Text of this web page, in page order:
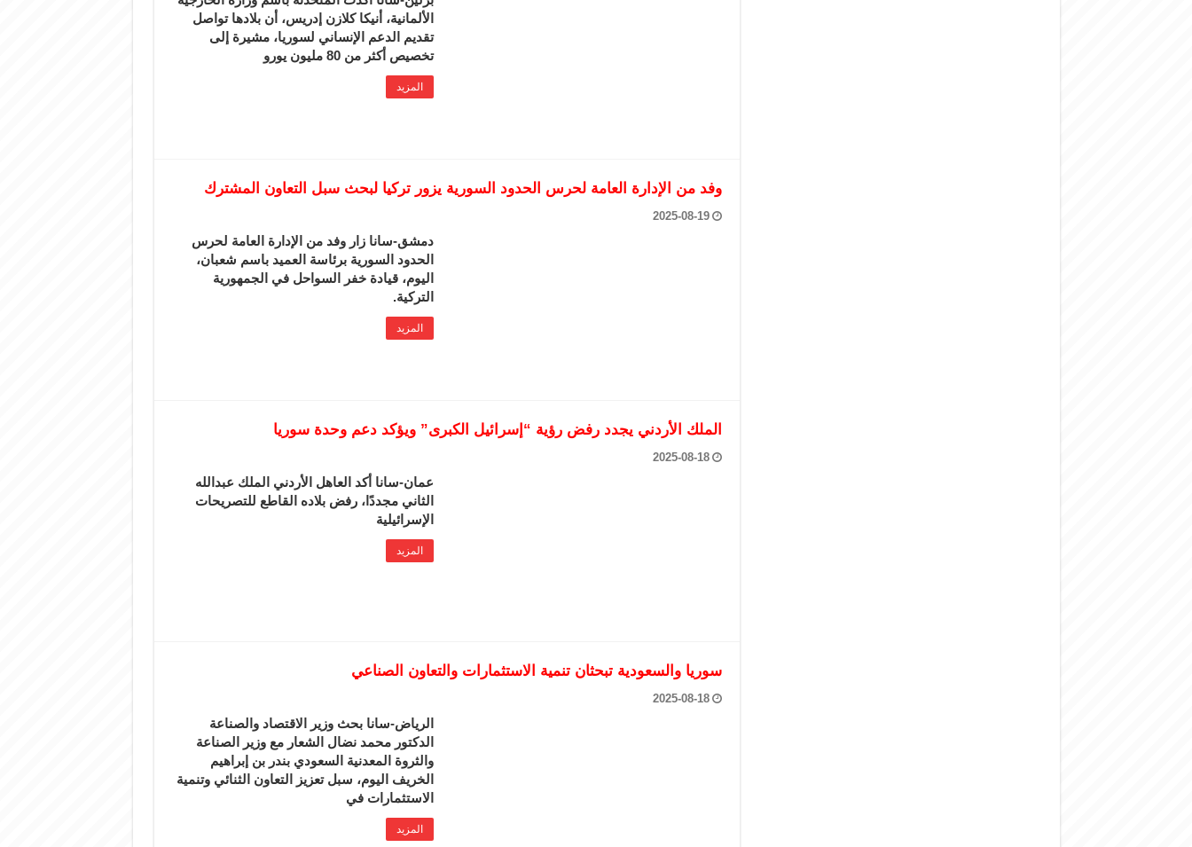
الألمانية، أنيكا كلازن إدريس، أن بلادها تواصل
تقديم الدعم الإنساني لسوريا، مشيرة إلى
تخصيص أكثر من 80 مليون يورو
المزيد
وفد من الإدارة العامة لحرس الحدود السورية يزور تركيا لبحث سبل التعاون المشترك
2025-08-19
دمشق-سانا زار وفد من الإدارة العامة لحرس
الحدود السورية برئاسة العميد باسم شعبان،
اليوم، قيادة خفر السواحل في الجمهورية
التركية.
المزيد
الملك الأردني يجدد رفض رؤية “إسرائيل الكبرى” ويؤكد دعم وحدة سوريا
2025-08-18
عمان-سانا أكد العاهل الأردني الملك عبدالله
الثاني مجددًا، رفض بلاده القاطع للتصريحات
الإسرائيلية
المزيد
سوريا والسعودية تبحثان تنمية الاستثمارات والتعاون الصناعي
2025-08-18
الرياض-سانا بحث وزير الاقتصاد والصناعة
الدكتور محمد نضال الشعار مع وزير الصناعة
والثروة المعدنية السعودي بندر بن إبراهيم
الخريف اليوم، سبل تعزيز التعاون الثنائي وتنمية
الاستثمارات في
المزيد